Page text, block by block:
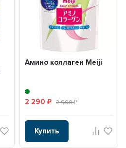
Амино коллаген Meiji
2 290 ₽ 2 900₽
Купить